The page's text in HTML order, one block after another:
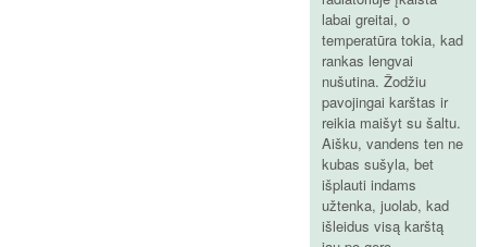
labai greitai, o
temperatūra tokia, kad
rankas lengvai
nušutina. Žodžiu
pavojingai karštas ir
reikia maišyt su šaltu.
Aišku, vandens ten ne
kubas sušyla, bet
išplauti indams
užtenka, juolab, kad
išleidus visą karštą